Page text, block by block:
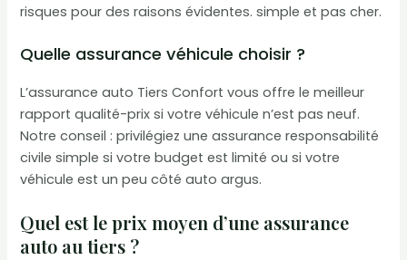
risques pour des raisons évidentes. simple et pas cher.
Quelle assurance véhicule choisir ?
L’assurance auto Tiers Confort vous offre le meilleur
rapport qualité-prix si votre véhicule n’est pas neuf.
Notre conseil : privilégiez une assurance responsabilité
civile simple si votre budget est limité ou si votre
véhicule est un peu côté auto argus.
Quel est le prix moyen d’une assurance
auto au tiers ?